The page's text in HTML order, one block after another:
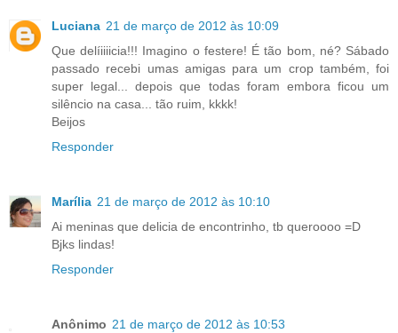
Luciana 21 de março de 2012 às 10:09
Que delíiiiicia!!! Imagino o festere! É tão bom, né? Sábado
passado recebi umas amigas para um crop também, foi
super legal... depois que todas foram embora ficou um
silêncio na casa... tão ruim, kkkk!
Beijos
Responder
Marília 21 de março de 2012 às 10:10
Ai meninas que delicia de encontrinho, tb queroooo =D
Bjks lindas!
Responder
Anônimo 21 de março de 2012 às 10:53